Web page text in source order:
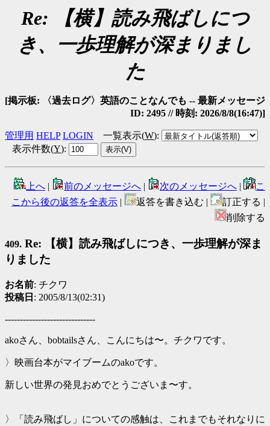
Re: 【横】読み飛ばしにつ
き、一歩理解が深まりまし
た
[掲示板: 〈過去ログ〉英語のことなんでも -- 最新メッセージ
ID: 2495 // 時刻: 2026/8/8(16:47)]
管理用 HELP LOGIN 一覧表示(W):
表示件数(Y):
上へ | 前のメッセージへ | 次のメッセージへ |
こ
こから後の返答を全表示 | 返答を書き込む |
訂正する |
削除する
409. Re: 【横】読み飛ばしにつき、一歩理解が深ま
りました
お名前: チクワ
投稿日 : 2005/8/13(02:31)
------------------------------
akoさん、bobtailsさん、こんにちは〜。チクワです。
〉映画台本がマイブームのakoです。
新しい世界の発見おめでとうございま〜す。
〉「読み飛ばし」についての感触は、これまでもそれなりに